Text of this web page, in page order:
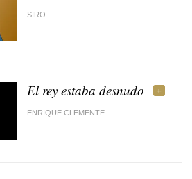
SIRO
El rey estaba desnudo
ENRIQUE CLEMENTE